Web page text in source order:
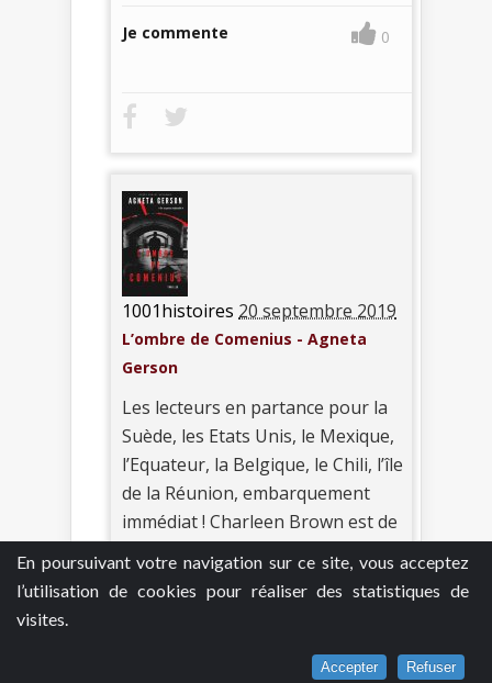
En poursuivant votre navigation sur ce site, vous acceptez
l’utilisation de cookies pour réaliser des statistiques de
visites.
Accepter Refuser
Je commente 0
1001histoires 20 septembre 2019
L’ombre de Comenius - Agneta
Gerson
Les lecteurs en partance pour la
Suède, les Etats Unis, le Mexique,
l’Equateur, la Belgique, le Chili, l’île
de la Réunion, embarquement
immédiat ! Charleen Brown est de
) les lecteurs se
souviennent que voyager avec elle
vit désormais à Stockholm avec